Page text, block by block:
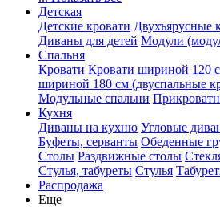
Детская
Детские кровати Двухъярусные
Диваны для детей Модули
Спальня
Кровати Кровати шириной 120
шириной 180 см (двуспальные
Модульные спальни
Кухня
Диваны на кухню Угловые
Буфеты, серванты Обеденные
Столы Раздвижные столы
Стулья, табуреты Стулья
Распродажа
Еще